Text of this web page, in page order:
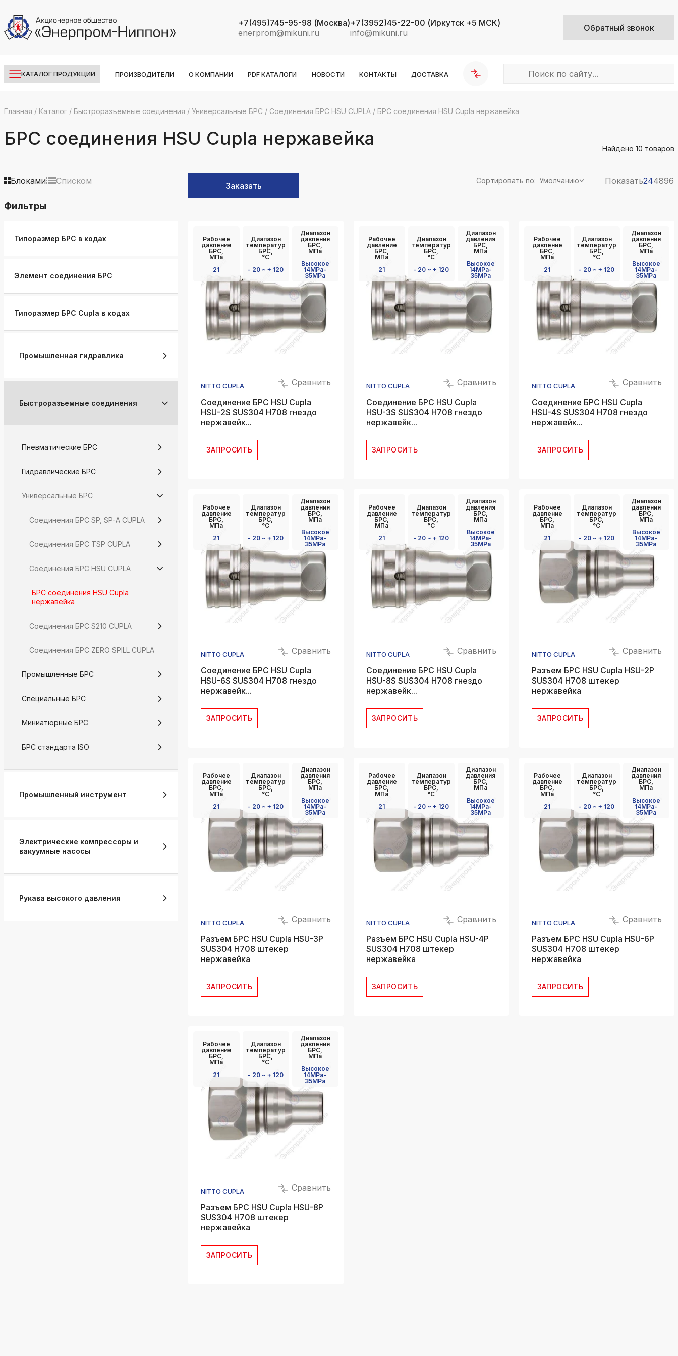
+7(495)745-95-98 (Москва)
enerprom@mikuni.ru
+7(3952)45-22-00 (Иркутск +5 МСК)
info@mikuni.ru
Обратный звонок
КАТАЛОГ ПРОДУКЦИИ ПРОИЗВОДИТЕЛИ О КОМПАНИИ PDF КАТАЛОГИ НОВОСТИ КОНТАКТЫ ДОСТАВКА
ksldkfjsdlfkjsls;ldfkgjsdl;kfkфыва
k
k
ksldkfjsdlfkjsls;ldfkgjsdl;kfkфыва
ksldkfjsdlfkjsls;ldfkgjsdl;kfkфыва
k
ksldkfjsdlfkjsls;ldfkgjsdl;kfkфыва
ksldkfjsdlfkjsls;ldfkgjsdl;kfkфыва
k
ksldkfjsdlfkjsls;ldfkgjsdl;kfkфыва
ksldkfjsdlfkjsls;ldfkgjsdl;kfkфыва
ksldkfjsdlfkjsls;ldfkgjsdl;kfkфыва
k
ksldkfjsdlfkjsls;ldfkgjsdl;kfkфыва
k
ksldkfjsdlfkjsls;ldfkgjsdl;kfkфыва
ksldkfjsdlfkjsls;ldfkgjsdl;kfkфыва
ksldkfjsdlfkjsls;ldfkgjsdl;kfkфыва
k
ksldkfjsdlfkjsls;ldfkgjsdl;kfkфыва
k
ksldkfjsdlfkjsls;ldfkgjsdl;kfkфыва
k
ksldkfjsdlfkjsls;ldfkgjsdl;kfkфыва
k
ksldkfjsdlfkjsls;ldfkgjsdl;kfkфыва
k
ksldkfjsdlfkjsls;ldfkgjsdl;kfkфыва
ksldkfjsdlfkjsls;ldfkgjsdl;kfkфыва
ksldkfjsdlfkjsls;ldfkgjsdl;kfkфыва
Главная / Каталог/ Быстроразъемные соединения / Универсальные БРС / Соединения БРС HSU CUPLA/ БРС соединения HSU Cupla нержавейка
БРС соединения HSU Cupla нержавейка Найдено 10 товаров
Блоками Списком
Фильтры
Типоразмер БРС в кодах
Элемент соединения БРС
Типоразмер БРС Cupla в кодах
Промышленная гидравлика
Быстроразъемные соединения
Пневматические БРС
Гидравлические БРС
Универсальные БРС
Соединения БРС SP, SP-A CUPLA
Соединения БРС TSP CUPLA
Соединения БРС HSU CUPLA
БРС соединения HSU Cupla
нержавейка
Соединения БРС S210 CUPLA
Соединения БРС ZERO SPILL CUPLA
Промышленные БРС
Специальные БРС
Миниатюрные БРС
БРС стандарта ISO
Промышленный инструмент
Электрические компрессоры и
вакуумные насосы
Рукава высокого давления
Заказать Сортировать по: Умолчанию Показать244896
Рабочее
давление
БРС,
МПа
21
Диапазон
температур
БРС,
°C
- 20 ~ + 120
Диапазон
давления
БРС,
МПа
Высокое
14MPa-
35MPa
NITTO CUPLA
Сравнить
Соединение БРС HSU Cupla
HSU-2S SUS304 H708 гнездо
нержавейк...
ЗАПРОСИТЬ
Рабочее
давление
БРС,
МПа
21
Диапазон
температур
БРС,
°C
- 20 ~ + 120
Диапазон
давления
БРС,
МПа
Высокое
14MPa-
35MPa
NITTO CUPLA
Сравнить
Соединение БРС HSU Cupla
HSU-3S SUS304 H708 гнездо
нержавейк...
ЗАПРОСИТЬ
Рабочее
давление
БРС,
МПа
21
Диапазон
температур
БРС,
°C
- 20 ~ + 120
Диапазон
давления
БРС,
МПа
Высокое
14MPa-
35MPa
NITTO CUPLA
Сравнить
Соединение БРС HSU Cupla
HSU-4S SUS304 H708 гнездо
нержавейк...
ЗАПРОСИТЬ
Рабочее
давление
БРС,
МПа
21
Диапазон
температур
БРС,
°C
- 20 ~ + 120
Диапазон
давления
БРС,
МПа
Высокое
14MPa-
35MPa
NITTO CUPLA
Сравнить
Соединение БРС HSU Cupla
HSU-6S SUS304 H708 гнездо
нержавейк...
ЗАПРОСИТЬ
Рабочее
давление
БРС,
МПа
21
Диапазон
температур
БРС,
°C
- 20 ~ + 120
Диапазон
давления
БРС,
МПа
Высокое
14MPa-
35MPa
NITTO CUPLA
Сравнить
Соединение БРС HSU Cupla
HSU-8S SUS304 H708 гнездо
нержавейк...
ЗАПРОСИТЬ
Рабочее
давление
БРС,
МПа
21
Диапазон
температур
БРС,
°C
- 20 ~ + 120
Диапазон
давления
БРС,
МПа
Высокое
14MPa-
35MPa
NITTO CUPLA
Сравнить
Разъем БРС HSU Cupla HSU-2P
SUS304 H708 штекер
нержавейка
ЗАПРОСИТЬ
Рабочее
давление
БРС,
МПа
21
Диапазон
температур
БРС,
°C
- 20 ~ + 120
Диапазон
давления
БРС,
МПа
Высокое
14MPa-
35MPa
NITTO CUPLA
Сравнить
Разъем БРС HSU Cupla HSU-3P
SUS304 H708 штекер
нержавейка
ЗАПРОСИТЬ
Рабочее
давление
БРС,
МПа
21
Диапазон
температур
БРС,
°C
- 20 ~ + 120
Диапазон
давления
БРС,
МПа
Высокое
14MPa-
35MPa
NITTO CUPLA
Сравнить
Разъем БРС HSU Cupla HSU-4P
SUS304 H708 штекер
нержавейка
ЗАПРОСИТЬ
Рабочее
давление
БРС,
МПа
21
Диапазон
температур
БРС,
°C
- 20 ~ + 120
Диапазон
давления
БРС,
МПа
Высокое
14MPa-
35MPa
NITTO CUPLA
Сравнить
Разъем БРС HSU Cupla HSU-6P
SUS304 H708 штекер
нержавейка
ЗАПРОСИТЬ
Рабочее
давление
БРС,
МПа
21
Диапазон
температур
БРС,
°C
- 20 ~ + 120
Диапазон
давления
БРС,
МПа
Высокое
14MPa-
35MPa
NITTO CUPLA
Сравнить
Разъем БРС HSU Cupla HSU-8P
SUS304 H708 штекер
нержавейка
ЗАПРОСИТЬ